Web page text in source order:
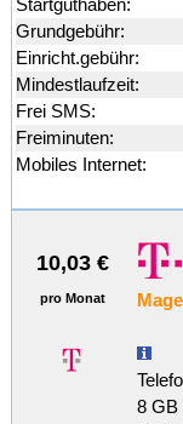
Startguthaben:
Grundgebühr:
Einricht.gebühr:
Mindestlaufzeit:
Frei SMS:
Freiminuten:
Mobiles Internet:
10,03 €
pro Monat
8 GB